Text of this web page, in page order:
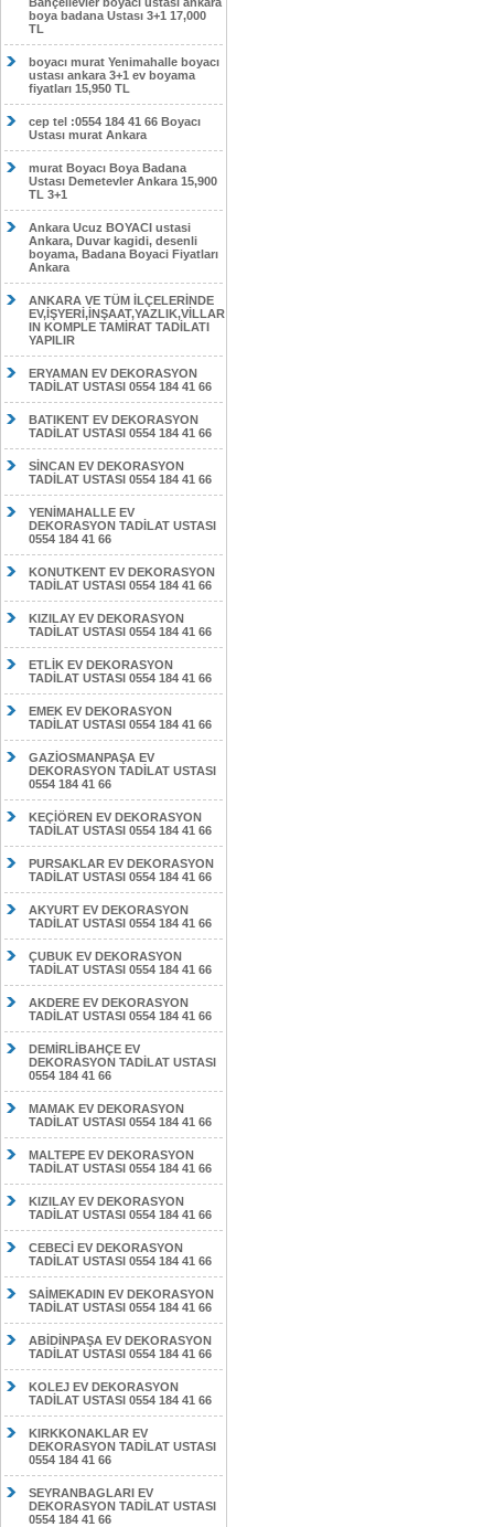
boya badana Ustası 3+1 17,000
TL
boyacı murat Yenimahalle boyacı
ustası ankara 3+1 ev boyama
fiyatları 15,950 TL
cep tel :0554 184 41 66 Boyacı
Ustası murat Ankara
murat Boyacı Boya Badana
Ustası Demetevler Ankara 15,900
TL 3+1
Ankara Ucuz BOYACI ustasi
Ankara, Duvar kagidi, desenli
boyama, Badana Boyaci Fiyatları
Ankara
ANKARA VE TÜM İLÇELERİNDE
EV,İŞYERİ,İNŞAAT,YAZLIK,VİLLAR
IN KOMPLE TAMİRAT TADİLATI
YAPILIR
ERYAMAN EV DEKORASYON
TADİLAT USTASI 0554 184 41 66
BATIKENT EV DEKORASYON
TADİLAT USTASI 0554 184 41 66
SİNCAN EV DEKORASYON
TADİLAT USTASI 0554 184 41 66
YENİMAHALLE EV
DEKORASYON TADİLAT USTASI
0554 184 41 66
KONUTKENT EV DEKORASYON
TADİLAT USTASI 0554 184 41 66
KIZILAY EV DEKORASYON
TADİLAT USTASI 0554 184 41 66
ETLİK EV DEKORASYON
TADİLAT USTASI 0554 184 41 66
EMEK EV DEKORASYON
TADİLAT USTASI 0554 184 41 66
GAZİOSMANPAŞA EV
DEKORASYON TADİLAT USTASI
0554 184 41 66
KEÇİÖREN EV DEKORASYON
TADİLAT USTASI 0554 184 41 66
PURSAKLAR EV DEKORASYON
TADİLAT USTASI 0554 184 41 66
AKYURT EV DEKORASYON
TADİLAT USTASI 0554 184 41 66
ÇUBUK EV DEKORASYON
TADİLAT USTASI 0554 184 41 66
AKDERE EV DEKORASYON
TADİLAT USTASI 0554 184 41 66
DEMİRLİBAHÇE EV
DEKORASYON TADİLAT USTASI
0554 184 41 66
MAMAK EV DEKORASYON
TADİLAT USTASI 0554 184 41 66
MALTEPE EV DEKORASYON
TADİLAT USTASI 0554 184 41 66
KIZILAY EV DEKORASYON
TADİLAT USTASI 0554 184 41 66
CEBECİ EV DEKORASYON
TADİLAT USTASI 0554 184 41 66
SAİMEKADIN EV DEKORASYON
TADİLAT USTASI 0554 184 41 66
ABİDİNPAŞA EV DEKORASYON
TADİLAT USTASI 0554 184 41 66
KOLEJ EV DEKORASYON
TADİLAT USTASI 0554 184 41 66
KIRKKONAKLAR EV
DEKORASYON TADİLAT USTASI
0554 184 41 66
SEYRANBAGLARI EV
DEKORASYON TADİLAT USTASI
0554 184 41 66